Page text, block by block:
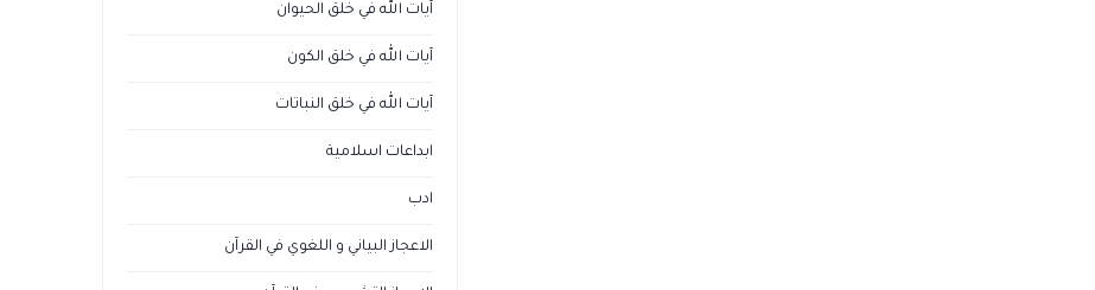
آيات الله في خلق الحيوان
آيات الله في خلق الكون
آيات الله في خلق النباتات
ابداعات اسلامية
ادب
الاعجاز البياني و اللغوي في القرآن